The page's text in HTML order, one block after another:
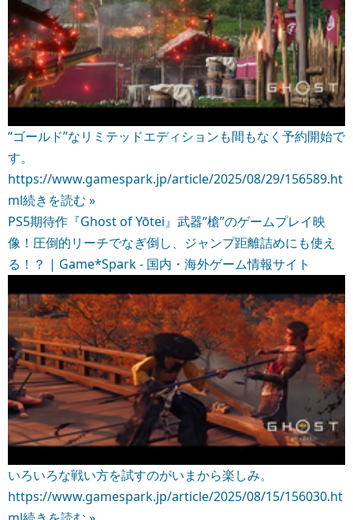
“ゴールド”なリミテッドエディションも間もなく予約開始で
す。
https://www.gamespark.jp/article/2025/08/29/156589.ht
ml続きを読む »
PS5期待作『Ghost of Yōtei』武器“槍”のゲームプレイ映
像！圧倒的リーチでなぎ倒し、ジャンプ距離詰めにも使え
る！？ | Game*Spark - 国内・海外ゲーム情報サイト
いろいろな戦い方を試すのがいまから楽しみ。
https://www.gamespark.jp/article/2025/08/15/156030.ht